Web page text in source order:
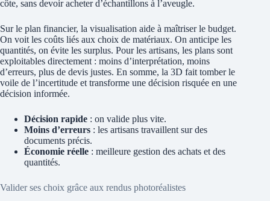
côte, sans devoir acheter d’échantillons à l’aveugle.
Sur le plan financier, la visualisation aide à maîtriser le budget.
On voit les coûts liés aux choix de matériaux. On anticipe les
quantités, on évite les surplus. Pour les artisans, les plans sont
exploitables directement : moins d’interprétation, moins
d’erreurs, plus de devis justes. En somme, la 3D fait tomber le
voile de l’incertitude et transforme une décision risquée en une
décision informée.
Décision rapide : on valide plus vite.
Moins d’erreurs : les artisans travaillent sur des
documents précis.
Économie réelle : meilleure gestion des achats et des
quantités.
Valider ses choix grâce aux rendus photoréalistes